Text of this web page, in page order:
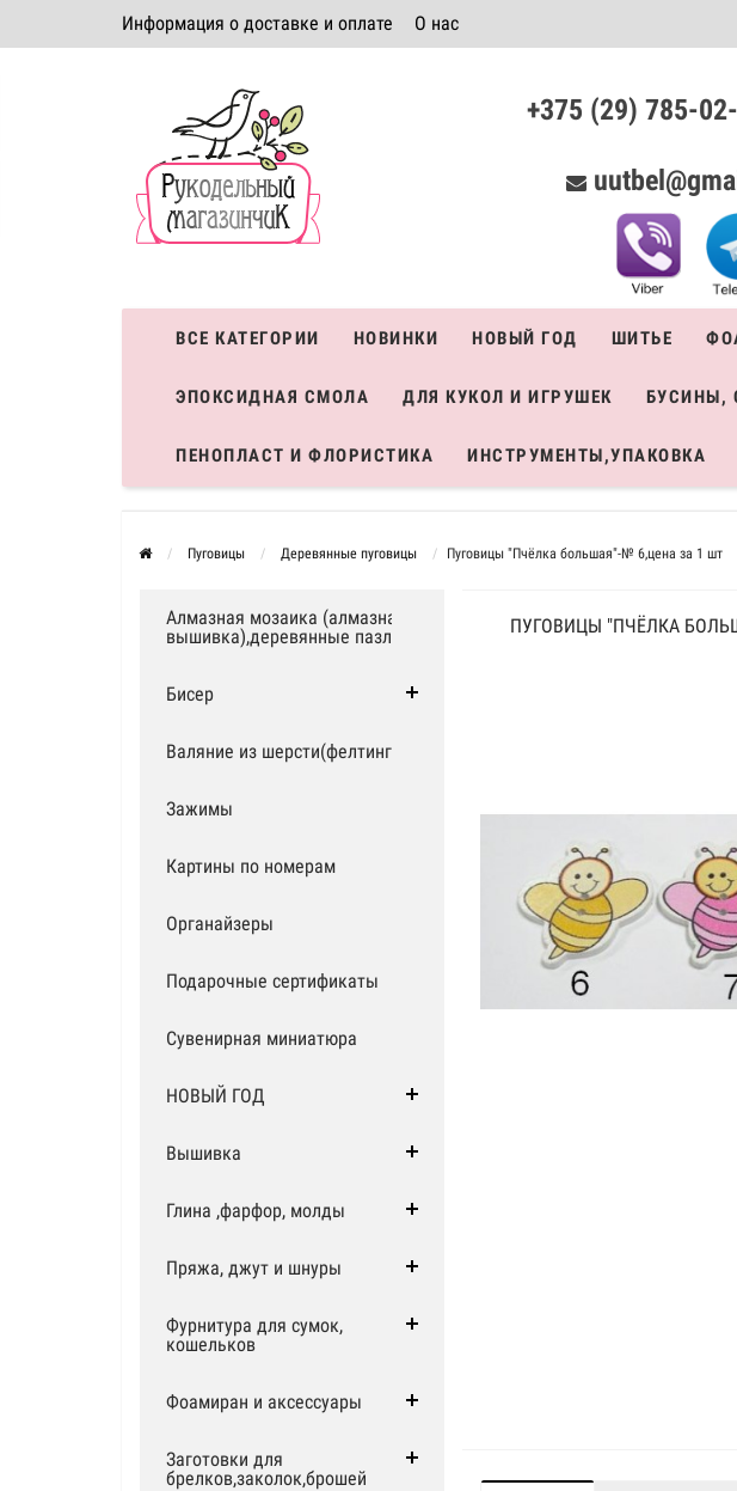
Информация о доставке и оплате О нас
Система скидок +375 (29) 785-
ВСЕ КАТЕГОРИИ НОВИНКИ НОВЫЙ ГОД ШИТЬЕ
ЭПОКСИДНАЯ СМОЛА ДЛЯ КУКОЛ И ИГРУШЕК БУСИНЫ,
ПЕНОПЛАСТ И ФЛОРИСТИКА ИНСТРУМЕНТЫ,УПАКОВКА
Пуговицы Деревянные пуговицы Пуговицы "Пчёлка большая"-№ 6,цена за 1 шт
Алмазная мозаика (алмазная
вышивка),деревянные пазлы
Бисер
Валяние из шерсти(фелтинг)
Зажимы
Картины по номерам
Органайзеры
Подарочные сертификаты
Сувенирная миниатюра
НОВЫЙ ГОД
Вышивка
Глина ,фарфор, молды
Пряжа, джут и шнуры
Фурнитура для сумок,
кошельков
Фоамиран и аксессуары
Заготовки для
брелков,заколок,брошей
ПУГОВИЦЫ "ПЧЁЛКА